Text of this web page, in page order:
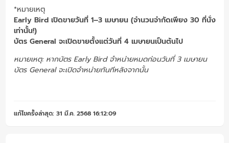
*หมายเหตุ
Early Bird เปิดขายวันที่ 1–3 เมษายน (จำนวนจำกัดเพียง 30 ที่นั่ง
เท่านั้น!)
บัตร General จะเปิดขายตั้งแต่วันที่ 4 เมษายนเป็นต้นไป
หมายเหตุ: หากบัตร Early Bird จำหน่ายหมดก่อนวันที่ 3 เมษายน
บัตร General จะเปิดจำหน่ายทันทีหลังจากนั้น
แก้ไขครั้งล่าสุด: 31 มี.ค. 2568 16:12:09